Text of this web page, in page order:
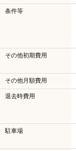
条件等
その他初期費用
その他月額費用
退去時費用
駐車場